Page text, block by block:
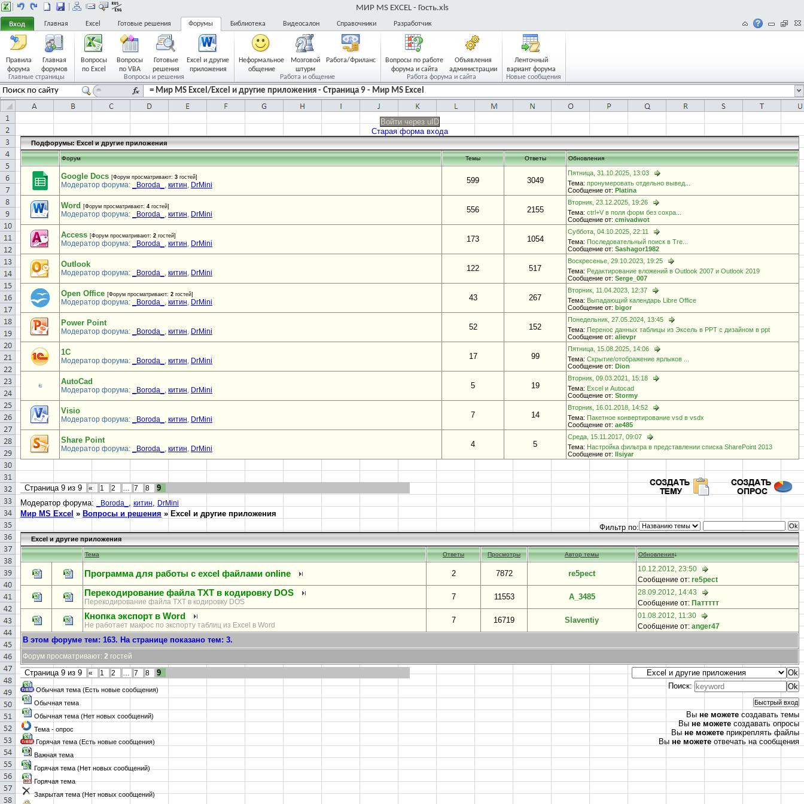
МИР MS EXCEL - Гость.xls
Главная Excel Готовые решения Форумы Библиотека Видеосалон Справочники Разработчик
Правила
форума
Главная
форумов
Главные страницы
Вопросы
по Excel
Вопросы
по VBA
Готовые
решения
Excel и другие
приложения
Вопросы и решения
Неформальное
общение
Мозговой
штурм
Работа/Фриланс
Работа и общение
Вопросы по работе
форума и сайта
Объявления
администрации
Работа форума и сайта
Ленточный
вариант форума
Новые сообщения
= Мир MS Excel/Excel и другие приложения - Страница 9 - Мир MS Excel
Войти через uID
Старая форма входа
Подфорумы: Excel и другие приложения
Форум Темы Ответы Обновления
Google Docs [Форум просматривают: 3 гостей]
Модератор форума: _Boroda_ , китин, DrMini 599 3049
Пятница, 31.10.2025, 13:03
Тема: пронумеровать отдельно вывед...
Сообщение от: Platina
Word [Форум просматривают: 4 гостей]
Модератор форума: _Boroda_ , китин, DrMini 556 2155
Вторник, 23.12.2025, 19:26
Тема: ctrl+V в поля форм без сохра...
Сообщение от: cmivadwot
Access [Форум просматривают: 2 гостей]
Модератор форума: _Boroda_ , китин, DrMini 173 1054
Суббота, 04.10.2025, 22:11
Тема: Последовательный поиск в Tre...
Сообщение от: Sashagor1982
Outlook
Модератор форума: _Boroda_ , китин, DrMini 122 517
Воскресенье, 29.10.2023, 19:25
Тема: Редактирование вложений в Outlook 2007 и Outlook 2019
Сообщение от: Serge_007
Open Office [Форум просматривают: 2 гостей]
Модератор форума: _Boroda_ , китин, DrMini 43 267
Вторник, 11.04.2023, 12:37
Тема: Выпадающий календарь Libre Office
Сообщение от: bigor
Power Point
Модератор форума: _Boroda_ , китин, DrMini 52 152
Понедельник, 27.05.2024, 13:45
Тема: Перенос данных таблицы из Эксель в PPT с дизайном в ppt
Сообщение от: alievpr
1С
Модератор форума: _Boroda_ , китин, DrMini 17 99
Пятница, 15.08.2025, 14:06
Тема: Скрытие/отображение ярлыков ...
Сообщение от: Dion
AutoCad
Модератор форума: _Boroda_ , китин, DrMini 5 19
Вторник, 09.03.2021, 15:18
Тема: Excel и Autocad
Сообщение от: Stormy
Visio
Модератор форума: _Boroda_ , китин, DrMini 7 14
Вторник, 16.01.2018, 14:52
Тема: Пакетное конвертирование vsd в vsdx
Сообщение от: ae485
Share Point
Модератор форума: _Boroda_ , китин, DrMini 4 5
Среда, 15.11.2017, 09:07
Тема: Настройка фильтра в представлении списка SharePoint 2013
Сообщение от: Ilsiyar
Страница 9 из 9 « 1 2 … 7 8
9
Модератор форума:
_Boroda_ , китин, DrMini
Мир MS Excel » Вопросы и решения » Excel и другие приложения
Фильтр по:
Excel и другие приложения
Тема Ответы Просмотры Автор темы Обновления↓
Программа для работы с excel файлами online 2 7872 re5pect
10.12.2012, 23:50
Сообщение от: re5pect
Перекодирование файла TXT в кодировку DOS
Перекодирование файла TXT в кодировку DOS
7 11553 A_3485
28.09.2012, 14:43
Сообщение от: Паттттт
Кнопка экспорт в Word
Не работает макрос по экспорту таблиц из Excel в Word
7 16719 Slaventiy
01.08.2012, 11:30
Сообщение от: anger47
В этом форуме тем: 163. На странице показано тем: 3.
Форум просматривают: 2 гостей
Страница 9 из 9 « 1 2 … 7 8 9
Обычная тема (Есть новые сообщения)
Обычная тема
Обычная тема (Нет новых сообщений)
Тема - опрос
Горячая тема (Есть новые сообщения)
Важная тема
Горячая тема (Нет новых сообщений)
Горячая тема
Закрытая тема (Нет новых сообщений)
Поиск:
Вы не можете создавать темы
Выне можетесоздавать опросы
Выне можетеприкреплять файлы
Вы не можете отвечать на сообщения